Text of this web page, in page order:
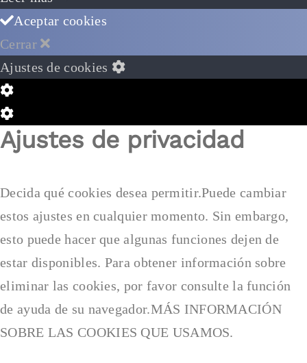
Aceptar cookies
Cerrar
Ajustes de cookies
Configuración
de
Cookie
Configuración
de
Ajustes de privacidad
Decida qué cookies desea permitir.Puede cambiar
estos ajustes en cualquier momento. Sin embargo,
esto puede hacer que algunas funciones dejen de
estar disponibles. Para obtener información sobre
eliminar las cookies, por favor consulte la función
de ayuda de su navegador.MÁS INFORMACIÓN
SOBRE LAS COOKIES QUE USAMOS.